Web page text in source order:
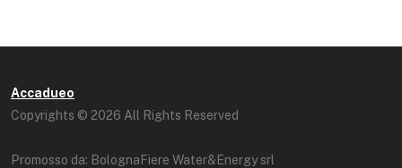
Accadueo
Copyrights © 2026 All Rights Reserved
Promosso da: BolognaFiere Water&Energy srl